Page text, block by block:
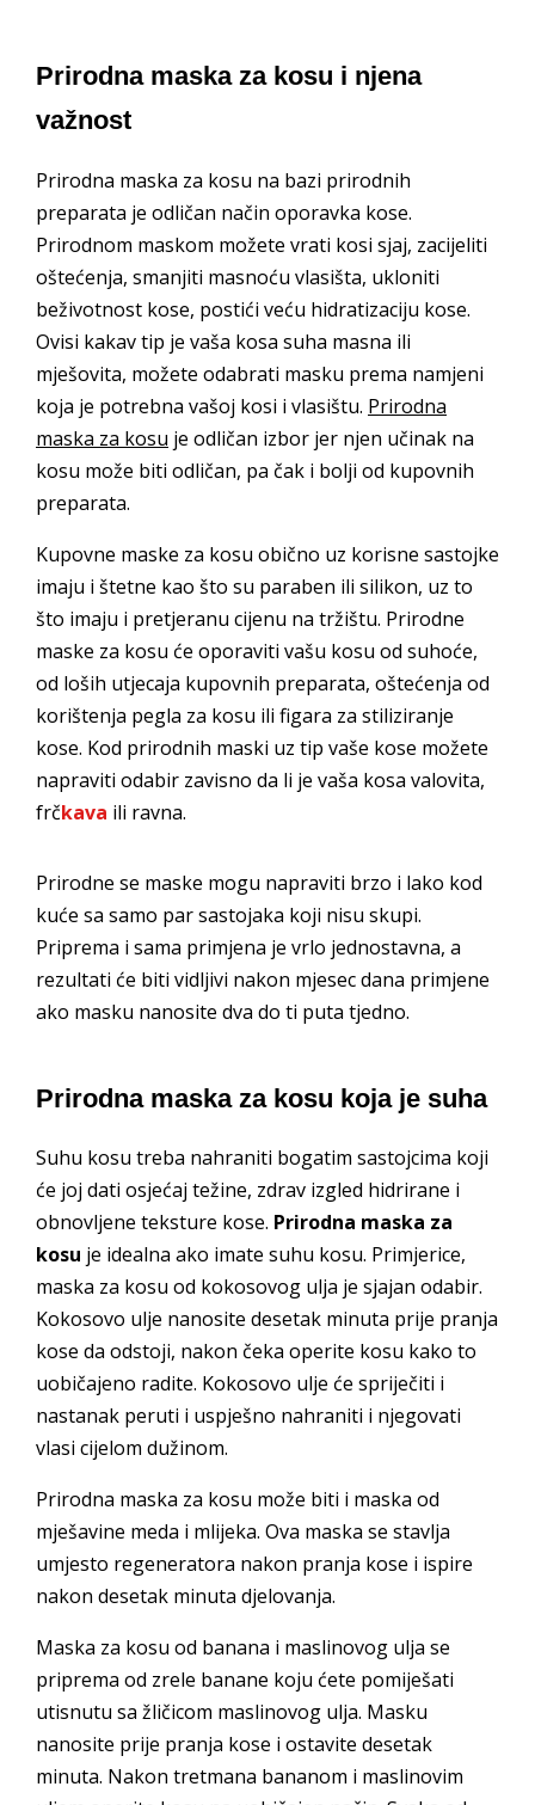
Prirodna maska za kosu i njena
važnost
Prirodna maska za kosu na bazi prirodnih
preparata je odličan način oporavka kose.
Prirodnom maskom možete vrati kosi sjaj, zacijeliti
oštećenja, smanjiti masnoću vlasišta, ukloniti
beživotnost kose, postići veću hidratizaciju kose.
Ovisi kakav tip je vaša kosa suha masna ili
mješovita, možete odabrati masku prema namjeni
koja je potrebna vašoj kosi i vlasištu. Prirodna
maska za kosu je odličan izbor jer njen učinak na
kosu može biti odličan, pa čak i bolji od kupovnih
preparata.
Kupovne maske za kosu obično uz korisne sastojke
imaju i štetne kao što su paraben ili silikon, uz to
što imaju i pretjeranu cijenu na tržištu. Prirodne
maske za kosu će oporaviti vašu kosu od suhoće,
od loših utjecaja kupovnih preparata, oštećenja od
korištenja pegla za kosu ili figara za stiliziranje
kose. Kod prirodnih maski uz tip vaše kose možete
napraviti odabir zavisno da li je vaša kosa valovita,
frčkava ili ravna.
Prirodne se maske mogu napraviti brzo i lako kod
kuće sa samo par sastojaka koji nisu skupi.
Priprema i sama primjena je vrlo jednostavna, a
rezultati će biti vidljivi nakon mjesec dana primjene
ako masku nanosite dva do ti puta tjedno.
Prirodna maska za kosu koja je suha
Suhu kosu treba nahraniti bogatim sastojcima koji
će joj dati osjećaj težine, zdrav izgled hidrirane i
obnovljene teksture kose. Prirodna maska za
kosu je idealna ako imate suhu kosu. Primjerice,
maska za kosu od kokosovog ulja je sjajan odabir.
Kokosovo ulje nanosite desetak minuta prije pranja
kose da odstoji, nakon čeka operite kosu kako to
uobičajeno radite. Kokosovo ulje će spriječiti i
nastanak peruti i uspješno nahraniti i njegovati
vlasi cijelom dužinom.
Prirodna maska za kosu može biti i maska od
mješavine meda i mlijeka. Ova maska se stavlja
umjesto regeneratora nakon pranja kose i ispire
nakon desetak minuta djelovanja.
Maska za kosu od banana i maslinovog ulja se
priprema od zrele banane koju ćete pomiješati
utisnutu sa žličicom maslinovog ulja. Masku
nanosite prije pranja kose i ostavite desetak
minuta. Nakon tretmana bananom i maslinovim